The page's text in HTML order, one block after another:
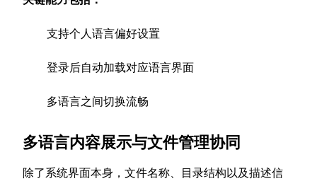
支持个人语言偏好设置
登录后自动加载对应语言界面
多语言之间切换流畅
多语言内容展示与文件管理协同
除了系统界面本身，文件名称、目录结构以及描述信